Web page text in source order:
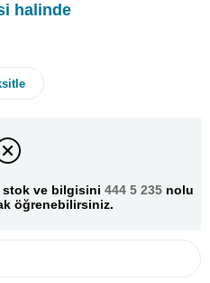
halinde
stok ve bilgisini 444 5 235 nolu
öğrenebilirsiniz.